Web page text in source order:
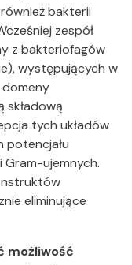
bakterii
zespół
z bakteriofagów
występujących w
domeny
tych układów
potencjału
ujemnych.
eliminujące
możliwość